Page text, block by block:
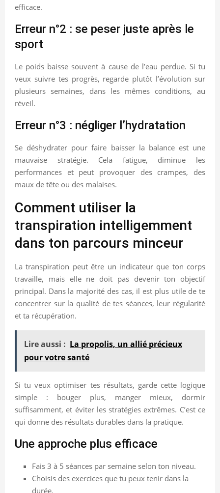
efficace.
Erreur n°2 : se peser juste après le
sport
Le poids baisse souvent à cause de l’eau perdue. Si tu
veux suivre tes progrès, regarde plutôt l’évolution sur
plusieurs semaines, dans les mêmes conditions, au
réveil.
Erreur n°3 : négliger l’hydratation
Se déshydrater pour faire baisser la balance est une
mauvaise stratégie. Cela fatigue, diminue les
performances et peut provoquer des crampes, des
maux de tête ou des malaises.
Comment utiliser la
transpiration intelligemment
dans ton parcours minceur
La transpiration peut être un indicateur que ton corps
travaille, mais elle ne doit pas devenir ton objectif
principal. Dans la majorité des cas, il est plus utile de te
concentrer sur la qualité de tes séances, leur régularité
et ta récupération.
Lire aussi : La propolis, un allié précieux
pour votre santé
Si tu veux optimiser tes résultats, garde cette logique
simple : bouger plus, manger mieux, dormir
suffisamment, et éviter les stratégies extrêmes. C’est ce
qui donne des résultats durables dans la pratique.
Une approche plus efficace
Fais 3 à 5 séances par semaine selon ton niveau.
Choisis des exercices que tu peux tenir dans la
durée.